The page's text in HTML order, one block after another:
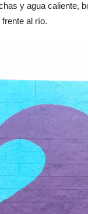
y agua caliente,
al río.